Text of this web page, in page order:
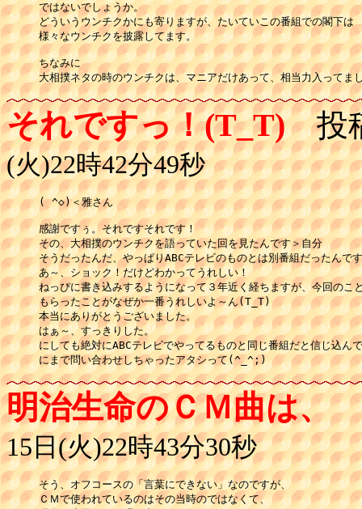
ではないでしょうか。
どういうウンチクかにも寄りますが、たいていこの番組での閣下は
様々なウンチクを披露してます。
ちなみに
大相撲ネタの時のウンチクは、マニアだけあって、相当力入ってま
それですっ！(T_T)投
(火)22時42分49秒
( ^◇)＜雅さん
感謝ですぅ。それですそれです！
その、大相撲のウンチクを語っていた回を見たんです＞自分
そうだったんだ、やっぱりABCテレビのものとは別番組だったんで
あ～、ショック！だけどわかってうれしい！
ねっぴに書き込みするようになって３年近く経ちますが、今回のこ
もらったことがなぜか一番うれしいよ～ん(T_T)
本当にありがとうございました。
はぁ～、すっきりした。
にしても絶対にABCテレビでやってるものと同じ番組だと信じ込ん
にまで問い合わせしちゃったアタシって(^_^;)
明治生命のＣＭ曲は、
15日(火)22時43分30秒
そう、オフコースの「言葉にできない」なのですが、
ＣＭで使われているのはその当時のではなくて、